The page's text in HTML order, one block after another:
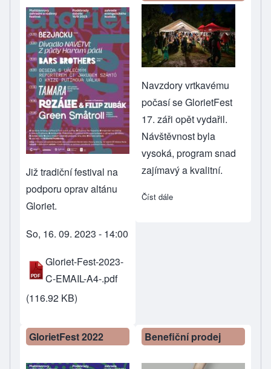
Již tradiční festival na
podporu oprav altánu
Gloriet.
So, 16. 09. 2023 - 14:00
Gloriet-Fest-2023-
C-EMAIL-A4-.pdf
(116.92 KB)
Navzdory vrtkavému
počasí se GlorietFest
17. záři opět vydařil.
Návštěvnost byla
vysoká, program snad
zajímavý a kvalitní.
Číst dále
GlorietFest 2022 Benefiční prodej